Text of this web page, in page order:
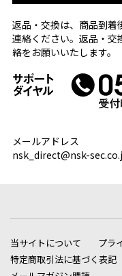
返品・交換は、商品到
連絡ください。返品・交
絡をお願いいたします。
メールアドレス
nsk_direct@nsk-
当サイトについて
プラ
特定商取引法に基づく表記